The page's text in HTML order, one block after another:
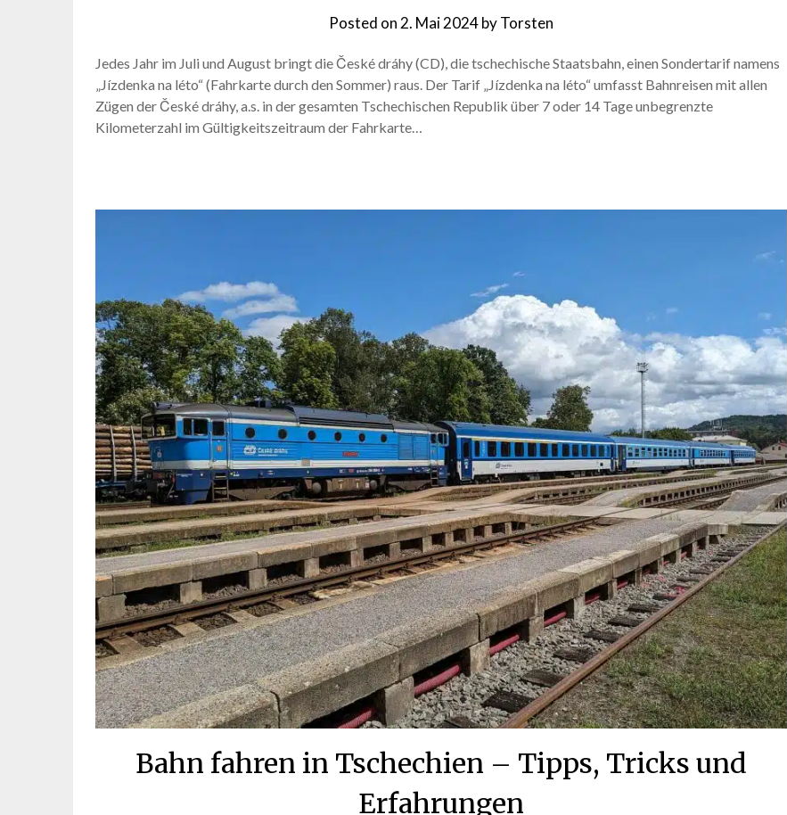
Posted on 2. Mai 2024byTorsten
Jedes Jahr im Juli und August bringt die České dráhy (CD), die tschechische Staatsbahn, einen Sondertarif namens
„Jízdenka na léto“ (Fahrkarte durch den Sommer) raus. Der Tarif „Jízdenka na léto“ umfasst Bahnreisen mit allen
Zügen der České dráhy, a.s. in der gesamten Tschechischen Republik über 7 oder 14 Tage unbegrenzte
Kilometerzahl im Gültigkeitszeitraum der Fahrkarte…
Bahn fahren in Tschechien – Tipps, Tricks und
Erfahrungen